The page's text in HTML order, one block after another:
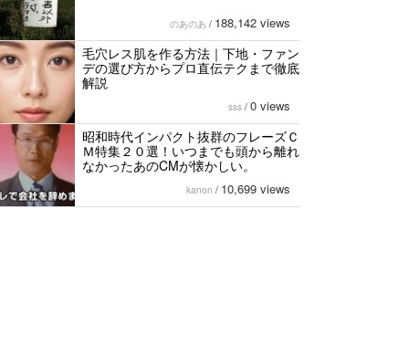
のあのあ / 188,142 views
毛穴レス肌を作る方法｜下地・ファン
デの選び方からプロ直伝テクまで徹底
解説
sss / 0 views
昭和時代インパクト抜群のフレーズＣ
Ｍ特集２０選！いつまでも頭から離れ
なかったあのCMが懐かしい。
kanon / 10,699 views